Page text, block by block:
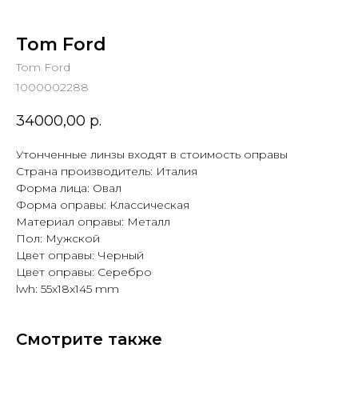
Tom Ford
Tom Ford
1000002288
34000,00 р.
Утонченные линзы входят в стоимость оправы
Страна производитель: Италия
Форма лица: Овал
Форма оправы: Классическая
Материал оправы: Металл
Пол: Мужской
Цвет оправы: Черный
Цвет оправы: Серебро
lwh: 55x18x145 mm
Смотрите также